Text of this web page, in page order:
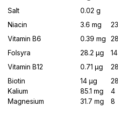
Salt
0.02 g
Niacin
3.6 mg
23
Vitamin B6
0.39 mg
28
Folsyra
28.2 μg
14
Vitamin B12
0.71 μg
28
Biotin
Kalium
Magnesium
14 μg
85.1 mg
31.7 mg
28
4
8